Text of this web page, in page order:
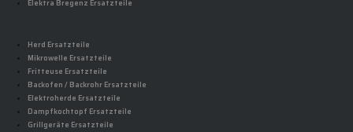
Elektra Bregenz Ersatzteile
Herd Ersatzteile
Mikrowelle Ersatzteile
Fritteuse Ersatzteile
Backofen / Backrohr Ersatzteile
Elektroherde Ersatzteile
Dampfkochtopf Ersatzteile
Grillgeräte Ersatzteile